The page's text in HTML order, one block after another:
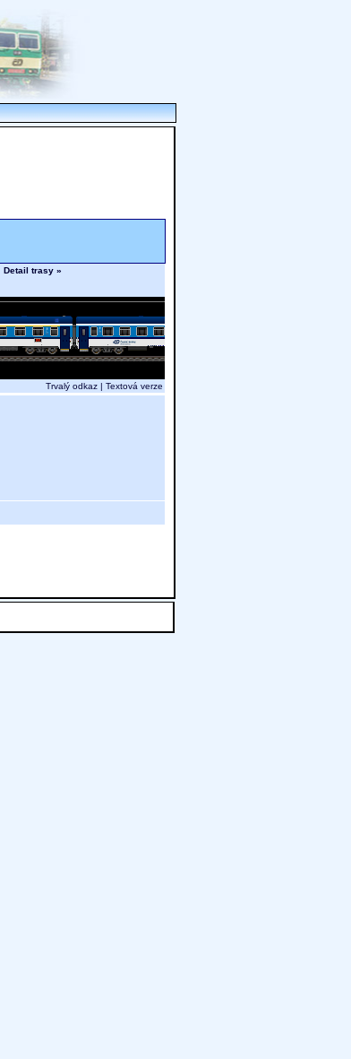
Detail trasy »
Trvalý odkaz | Textová verze